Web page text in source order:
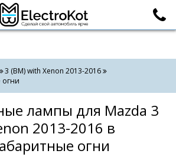
Поиск
3 (BM) with Xenon 2013-2016
огни
лампы для Mazda 3
2013-2016 в
огни